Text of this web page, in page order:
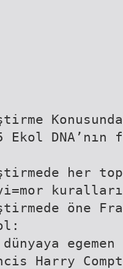
Konusunda
Ekol
her
öne
Harry